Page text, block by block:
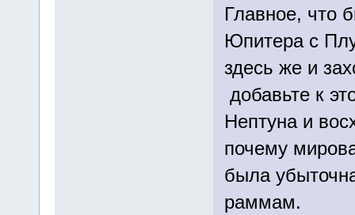
Главное, что
Юпитера с
здесь же и
добавьте к
Нептуна и
почему
была
раммам.